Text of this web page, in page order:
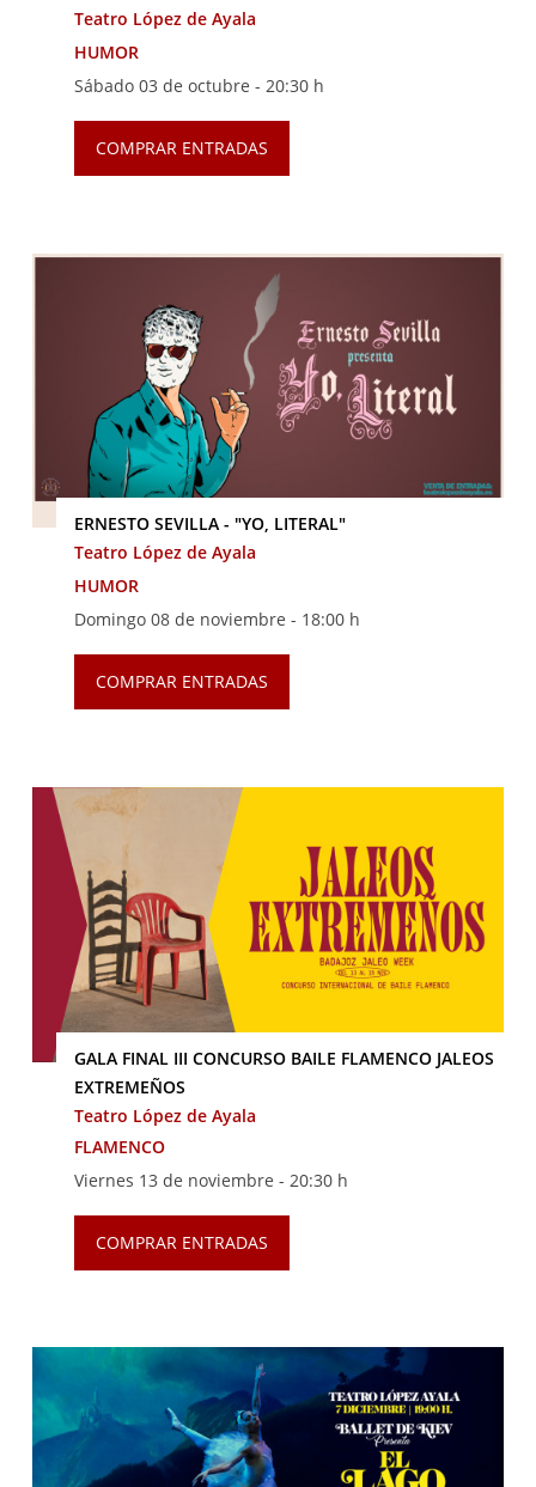
Teatro López de Ayala
HUMOR
Sábado 03 de octubre - 20:30 h
COMPRAR ENTRADAS
ERNESTO SEVILLA - "YO, LITERAL"
Teatro López de Ayala
HUMOR
Domingo 08 de noviembre - 18:00 h
COMPRAR ENTRADAS
GALA FINAL III CONCURSO BAILE FLAMENCO JALEOS
EXTREMEÑOS
Teatro López de Ayala
FLAMENCO
Viernes 13 de noviembre - 20:30 h
COMPRAR ENTRADAS